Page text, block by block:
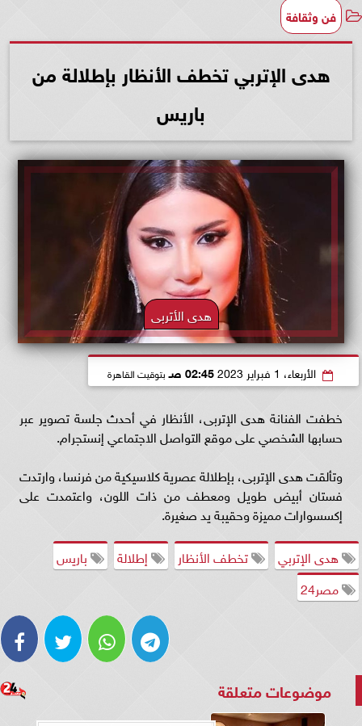
فن وثقافة
هدى الإتربي تخطف الأنظار بإطلالة من
باريس
هدى الأتربى
الأربعاء، 1 فبراير 2023 02:45 صـ بتوقيت القاهرة
خطفت الفنانة هدى الإتربى، الأنظار في أحدث جلسة تصوير عبر
حسابها الشخصي على موقع التواصل الاجتماعي إنستجرام.
وتألقت هدى الإتربى، بإطلالة عصرية كلاسيكية من فرنسا، وارتدت
فستان أبيض طويل ومعطف من ذات اللون، واعتمدت على
إكسسوارات مميزة وحقيبة يد صغيرة.
هدى الإتربي
تخطف الأنظار إطلالة
باريس
مصر24
موضوعات متعلقة